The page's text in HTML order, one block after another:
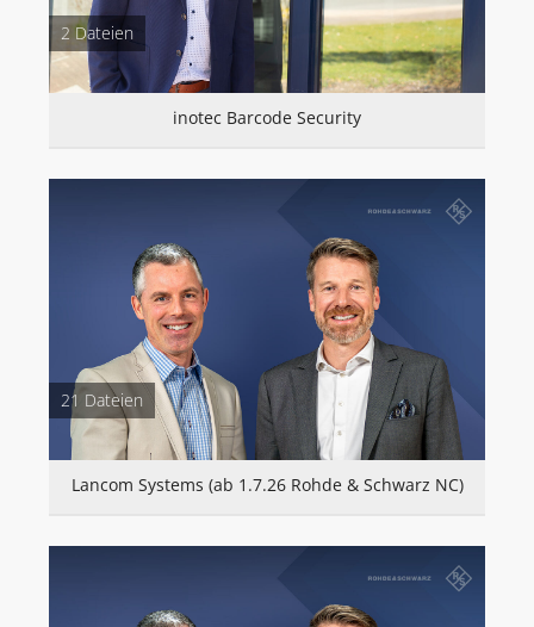
2 Dateien
inotec Barcode Security
21 Dateien
Lancom Systems (ab 1.7.26 Rohde & Schwarz NC)